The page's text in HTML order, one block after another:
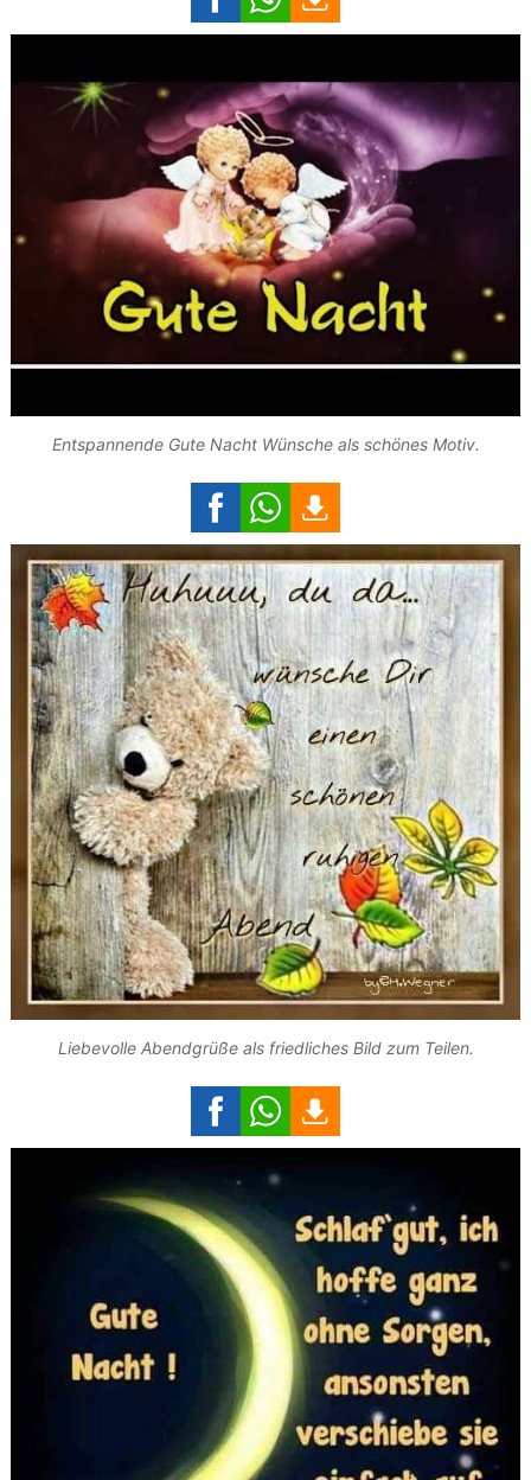
Entspannende Gute Nacht Wünsche als schönes Motiv.
Liebevolle Abendgrüße als friedliches Bild zum Teilen.